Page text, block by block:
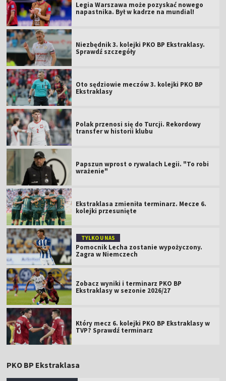
Legia Warszawa może pozyskać nowego
napastnika. Był w kadrze na mundial!
Niezbędnik 3. kolejki PKO BP Ekstraklasy.
Sprawdź szczegóły
Oto sędziowie meczów 3. kolejki PKO BP
Ekstraklasy
Polak przenosi się do Turcji. Rekordowy
transfer w historii klubu
Papszun wprost o rywalach Legii. "To robi
wrażenie"
Ekstraklasa zmieniła terminarz. Mecze 6.
kolejki przesunięte
TYLKO U NAS
Pomocnik Lecha zostanie wypożyczony.
Zagra w Niemczech
Zobacz wyniki i terminarz PKO BP
Ekstraklasy w sezonie 2026/27
Który mecz 6. kolejki PKO BP Ekstraklasy w
TVP? Sprawdź terminarz
PKO BP Ekstraklasa